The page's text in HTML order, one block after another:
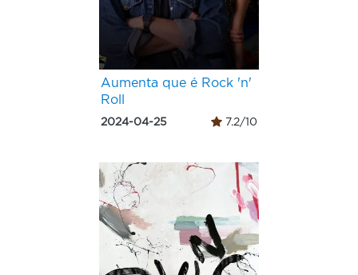
Aumenta que é Rock 'n'
Roll
2024-04-25 7.2/10